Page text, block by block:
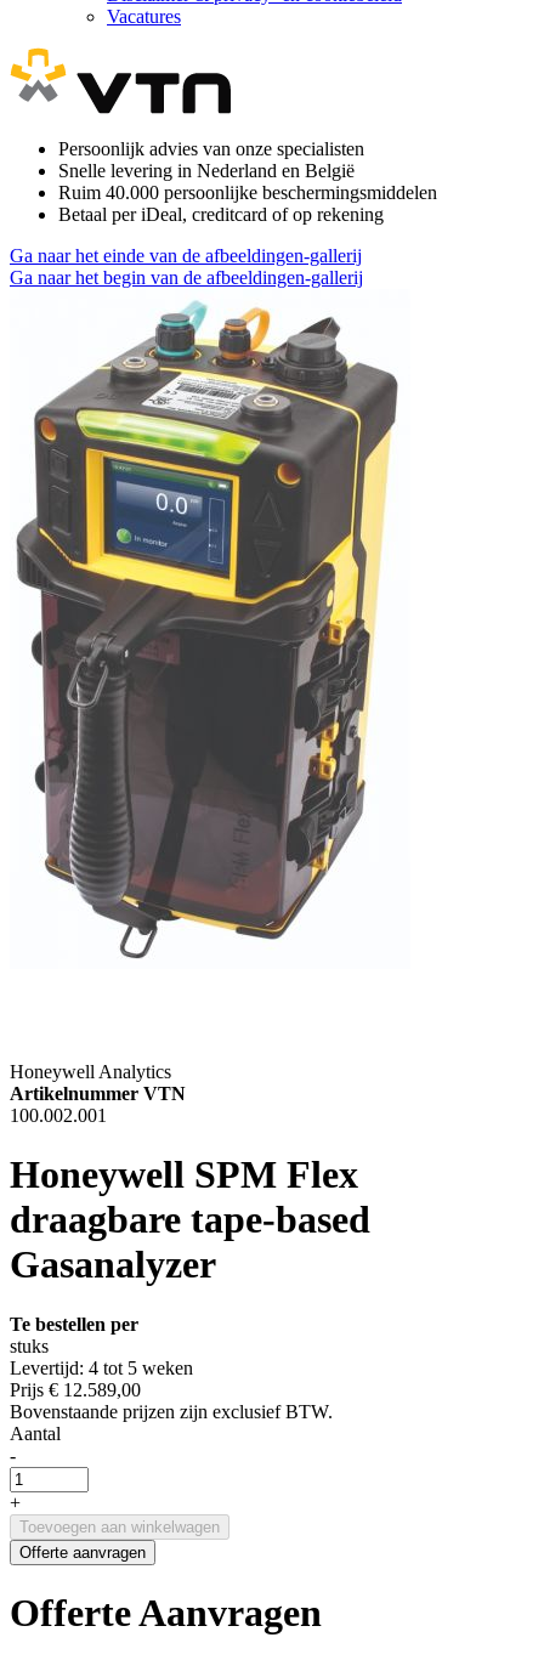
Vacatures
Persoonlijk advies van onze specialisten
Snelle levering in Nederland en België
Ruim 40.000 persoonlijke beschermingsmiddelen
Betaal per iDeal, creditcard of op rekening
Ga naar het einde van de afbeeldingen-gallerij
Ga naar het begin van de afbeeldingen-gallerij
Honeywell Analytics
Artikelnummer VTN
100.002.001
Honeywell SPM Flex
draagbare tape-based
Gasanalyzer
Te bestellen per
stuks
Levertijd: 4 tot 5 weken
Prijs € 12.589,00
Bovenstaande prijzen zijn exclusief BTW.
Aantal
-
+
Toevoegen aan winkelwagen
Offerte aanvragen
Offerte Aanvragen